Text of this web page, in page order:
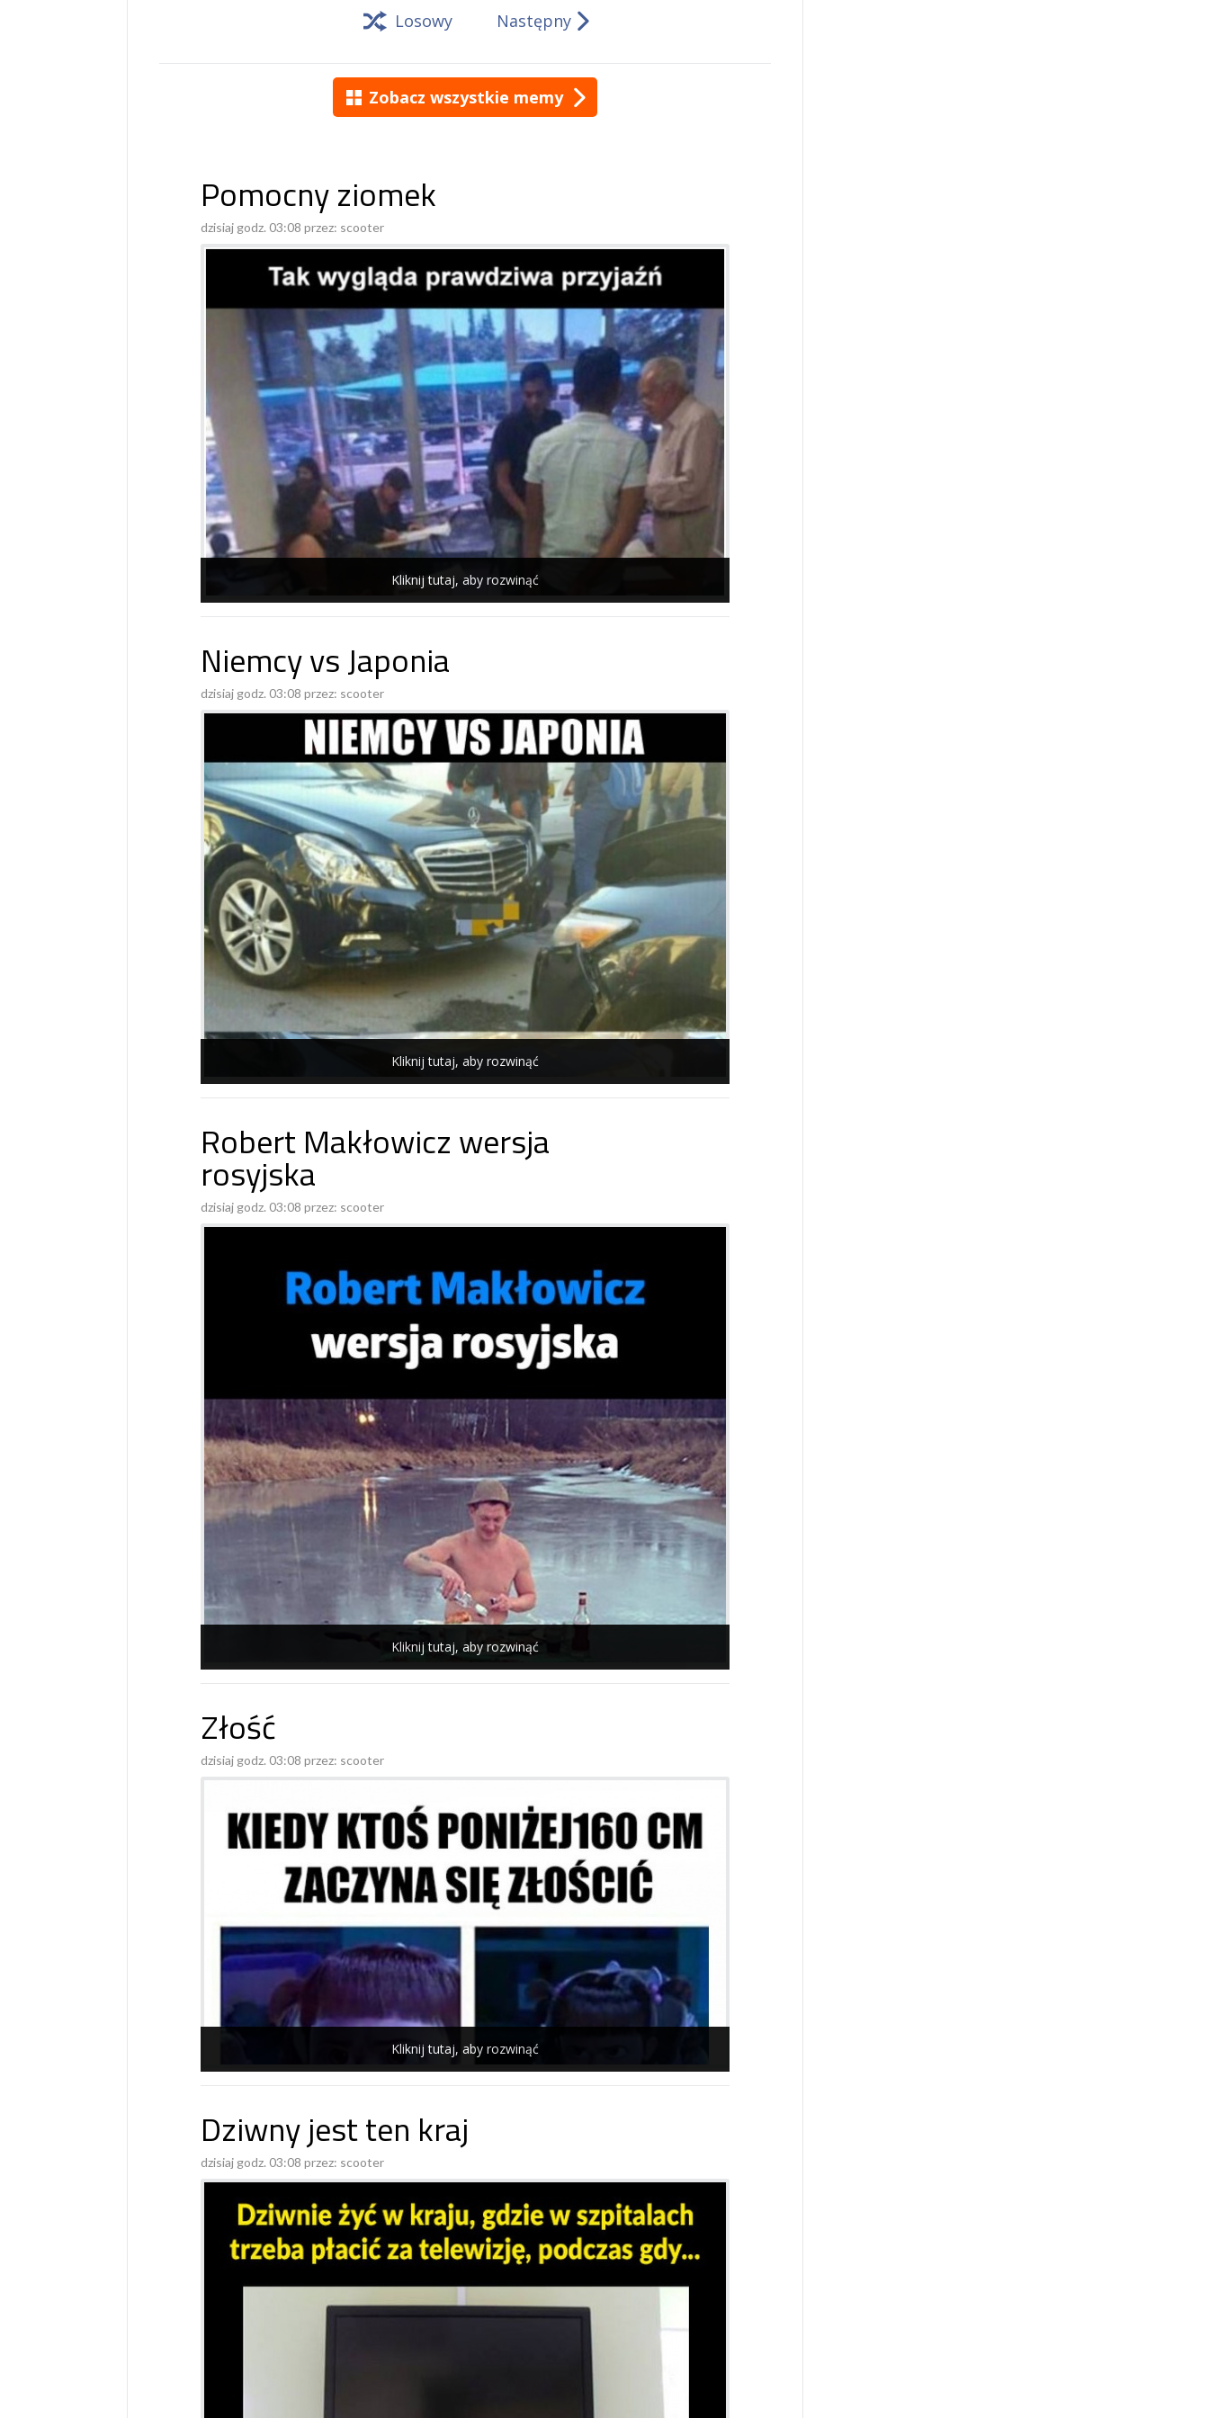
Losowy Następny
Zobacz wszystkie memy
Pomocny ziomek
dzisiaj godz. 03:08 przez: scooter
Kliknij tutaj, aby rozwinąć
Niemcy vs Japonia
dzisiaj godz. 03:08 przez: scooter
Kliknij tutaj, aby rozwinąć
Robert Makłowicz wersja
rosyjska
dzisiaj godz. 03:08 przez: scooter
Kliknij tutaj, aby rozwinąć
Złość
dzisiaj godz. 03:08 przez: scooter
Kliknij tutaj, aby rozwinąć
Dziwny jest ten kraj
dzisiaj godz. 03:08 przez: scooter